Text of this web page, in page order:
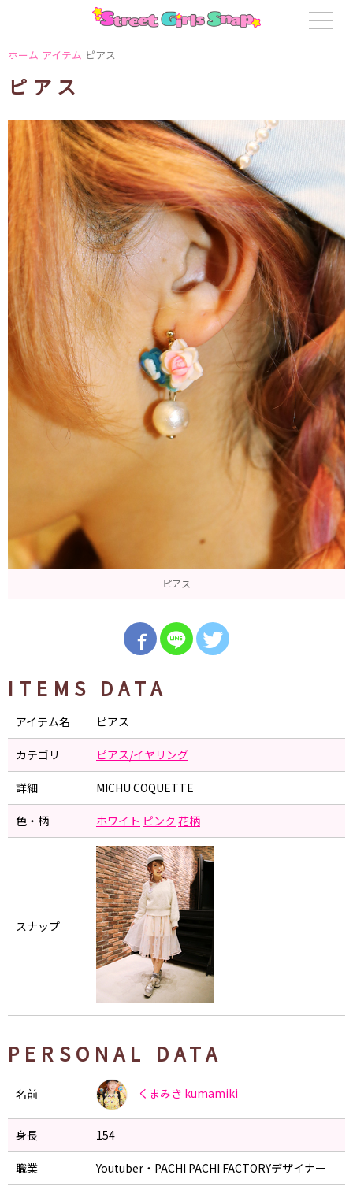
ホーム アイテム ピアス
ピアス
ピアス
ITEMS DATA
アイテム名 ピアス
カテゴリ ピアス/イヤリング
詳細 MICHU COQUETTE
色・柄 ホワイト ピンク 花柄
スナップ
PERSONAL DATA
名前 くまみき kumamiki
身長 154
職業 Youtuber・PACHI PACHI FACTORYデザイナー